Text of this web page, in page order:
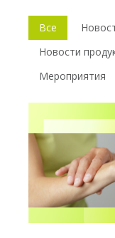
Все
Новости
Мероприятия